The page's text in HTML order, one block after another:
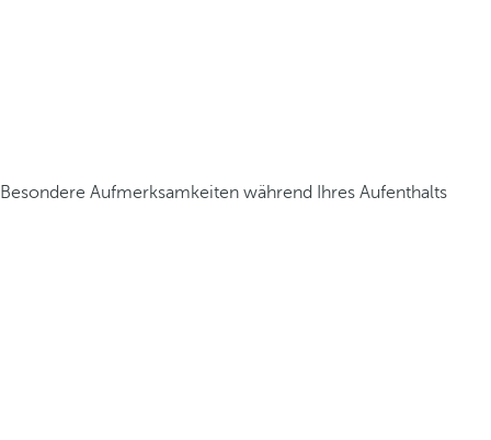
Besondere Aufmerksamkeiten während Ihres Aufenthalts